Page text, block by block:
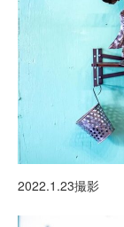
2022.1.23撮影